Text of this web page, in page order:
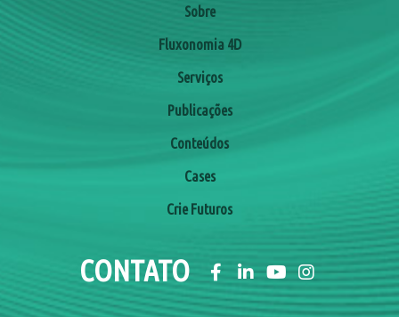
Sobre
Fluxonomia 4D
Serviços
Publicações
Conteúdos
Cases
Crie Futuros
CONTATO